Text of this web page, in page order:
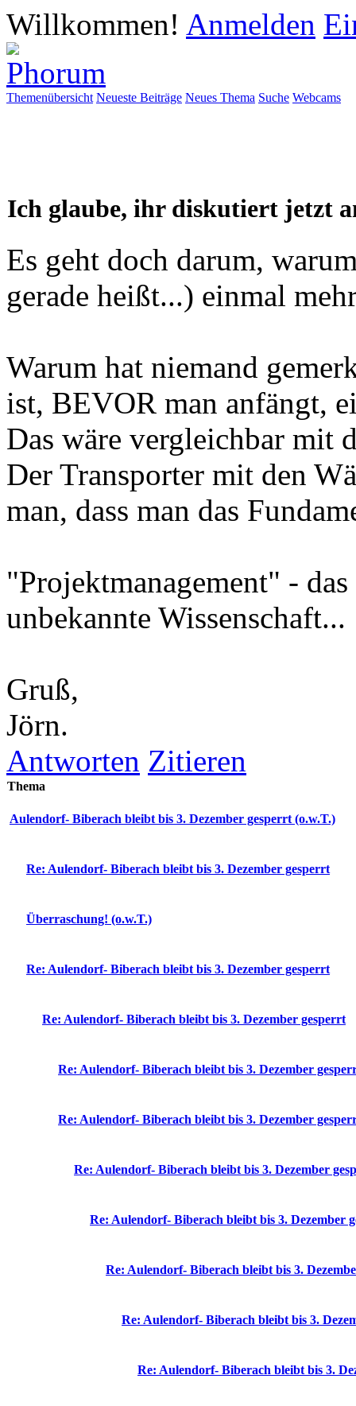
Willkommen! Anmelden
Themenübersicht Neueste Beiträge Neues Thema Suche Webcams
Ich glaube, ihr diskutiert jetzt
Es geht doch darum,
gerade heißt...) einmal
Warum hat niemand
ist, BEVOR man anfängt,
Das wäre vergleichbar mit
Der Transporter mit den
man, dass man das
"Projektmanagement" -
unbekannte Wissenschaft...
Gruß,
Jörn.
Antworten Zitieren
Thema
Aulendorf- Biberach bleibt bis 3. Dezember gesperrt (o.w.T.)
Re: Aulendorf- Biberach bleibt bis 3. Dezember gesperrt
Überraschung! (o.w.T.)
Re: Aulendorf- Biberach bleibt bis 3. Dezember gesperrt
Re: Aulendorf- Biberach bleibt bis 3. Dezember gesperrt
Re: Aulendorf- Biberach bleibt bis 3. Dezember
Re: Aulendorf- Biberach bleibt bis 3. Dezember
Re: Aulendorf- Biberach bleibt bis 3. Dezember
Re: Aulendorf- Biberach bleibt bis 3. Dezember
Re: Aulendorf- Biberach bleibt bis 3.
Re: Aulendorf- Biberach bleibt bis 3.
Re: Aulendorf- Biberach bleibt bis 3.